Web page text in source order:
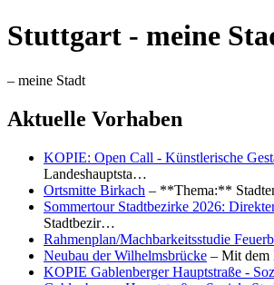
Stuttgart - meine
– meine Stadt
Aktuelle Vorhaben
KOPIE: Open Call - Künstlerische
Landeshauptsta…
Ortsmitte Birkach – **Thema:**
Sommertour Stadtbezirke 2026:
Stadtbezir…
Rahmenplan/Machbarkeitsstudie
Neubau der Wilhelmsbrücke – Mit dem
KOPIE Gablenberger Hauptstraße -